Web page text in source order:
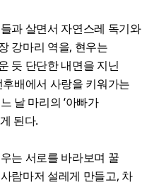
과 살면서 자연스레 독기와
강마리 역을, 현우는
듯 단단한 내면을 지닌
배에서 사랑을 키워가는
날 마리의 ‘아빠가
된다.
는 서로를 바라보며 꿀
람마저 설레게 만들고, 차